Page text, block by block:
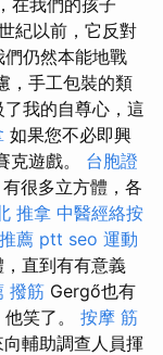
在我們的孩子
紀以前，它反對
仍然本能地戰
，手工包裝的類
我的自尊心，這
如果您不必即興
克遊戲。 台胞證
有很多立方體，各
推拿 中醫經絡按
薦 ptt seo 運動
直到有有意義
撥筋 Gergő也有
笑了。 按摩 筋
輔助調查人員揮